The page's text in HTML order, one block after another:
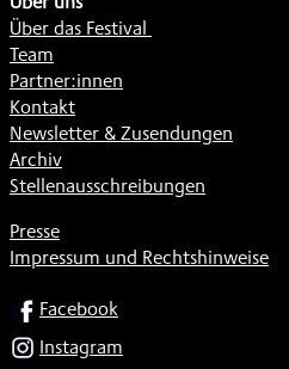
Über das Festival
Team
Partner:innen
Kontakt
Newsletter & Zusendungen
Archiv
Stellenausschreibungen
Presse
Impressum und Rechtshinweise
SOCIALFacebook
Instagram